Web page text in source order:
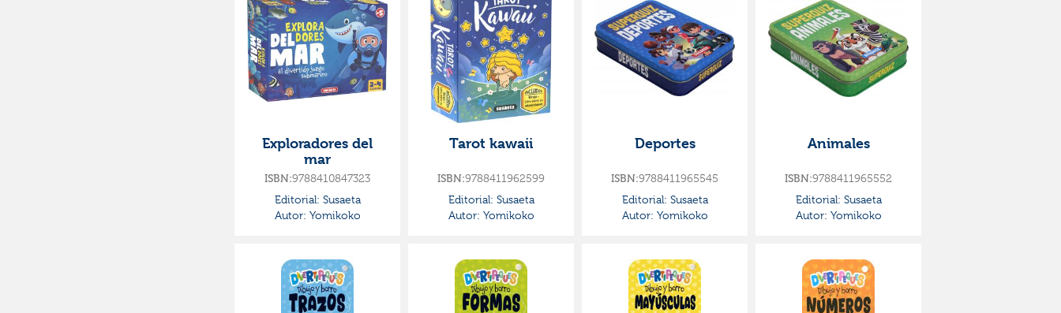
Exploradores del
mar
ISBN:9788410847323
Editorial: Susaeta
Autor: Yomikoko
Tarot kawaii
ISBN:9788411962599
Editorial: Susaeta
Autor: Yomikoko
Deportes
ISBN:9788411965545
Editorial: Susaeta
Autor: Yomikoko
Animales
ISBN:9788411965552
Editorial: Susaeta
Autor: Yomikoko